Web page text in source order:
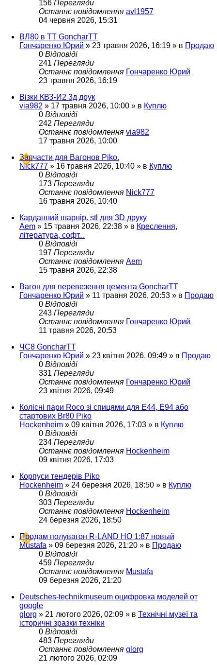
156 Перегляди
Останнє повідомлення avl1957
04 червня 2026, 15:31
ВЛ80 в ТТ GoncharTT
Гончаренко Юрий » 23 травня 2026, 16:19 » в Продаю
0 Відповіді
241 Перегляди
Останнє повідомлення Гончаренко Юрий
23 травня 2026, 16:19
Візки КВЗ-И2 3д друк
via982 » 17 травня 2026, 10:00 » в Куплю
0 Відповіді
242 Перегляди
Останнє повідомлення via982
17 травня 2026, 10:00
Запчасти для Вагонов Piko.
Nick777 » 16 травня 2026, 10:40 » в Куплю
0 Відповіді
173 Перегляди
Останнє повідомлення Nick777
16 травня 2026, 10:40
Карданний шарнір. stl для 3D друку
Aem » 15 травня 2026, 22:38 » в Креслення,
література, софт...
0 Відповіді
197 Перегляди
Останнє повідомлення Aem
15 травня 2026, 22:38
Вагон для перевезення цемента GoncharTT
Гончаренко Юрий » 11 травня 2026, 20:53 » в Продаю
0 Відповіді
243 Перегляди
Останнє повідомлення Гончаренко Юрий
11 травня 2026, 20:53
ЧС8 GoncharTT
Гончаренко Юрий » 23 квітня 2026, 09:49 » в Продаю
0 Відповіді
331 Перегляди
Останнє повідомлення Гончаренко Юрий
23 квітня 2026, 09:49
Колісні пари Roco зі спицями для E44, E94 або
стартових Br80 Piko
Hockenheim » 09 квітня 2026, 17:03 » в Куплю
0 Відповіді
234 Перегляди
Останнє повідомлення Hockenheim
09 квітня 2026, 17:03
Корпуси тендерів Piko
Hockenheim » 24 березня 2026, 18:50 » в Куплю
0 Відповіді
303 Перегляди
Останнє повідомлення Hockenheim
24 березня 2026, 18:50
Продам полувагон R-LAND HO 1:87 новый
Mustafa » 09 березня 2026, 21:20 » в Продаю
0 Відповіді
459 Перегляди
Останнє повідомлення Mustafa
09 березня 2026, 21:20
Deutsches-technikmuseum оцифровка моделей от
google
glorg » 21 лютого 2026, 02:09 » в Технічні музеї та
історичні зразки техніки
0 Відповіді
483 Перегляди
Останнє повідомлення glorg
21 лютого 2026, 02:09